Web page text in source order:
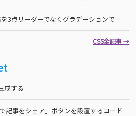
3点リーダーでなくグラデーションで
CSS全記事 →
成する
記事をシェア」ボタンを設置するコード